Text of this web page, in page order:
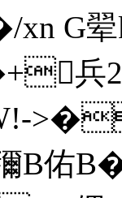
G
兵
W!-
B佑